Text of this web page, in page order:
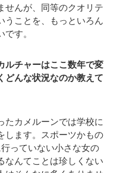
せんが、同等のクオリテ
うことを、もっといろん
す。
チャーはここ数年で変
どんな状況なのか教えて
たカメルーンでは学校に
します。スポーツかもの
っていない小さな女の
なんてことは珍しくない